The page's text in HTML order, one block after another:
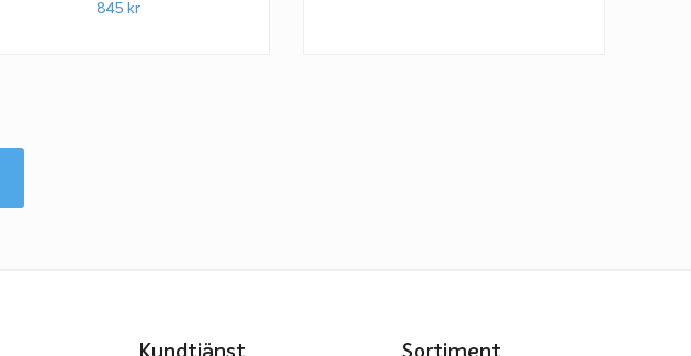
845 kr